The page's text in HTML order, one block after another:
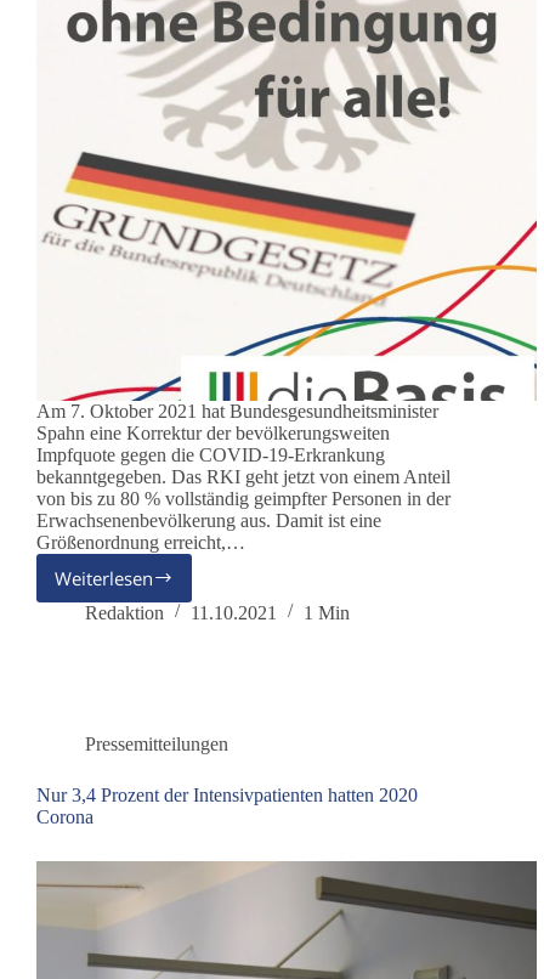
Am 7. Oktober 2021 hat Bundesgesundheitsminister
Spahn eine Korrektur der bevölkerungsweiten
Impfquote gegen die COVID-19-Erkrankung
bekanntgegeben. Das RKI geht jetzt von einem Anteil
von bis zu 80 % vollständig geimpfter Personen in der
Erwachsenenbevölkerung aus. Damit ist eine
Größenordnung erreicht,…
Weiterlesen
Schluss
jetzt!
Corona-
Maßnahmen
sofort
Redaktion 11.10.2021 1 Min
Pressemitteilungen
Nur 3,4 Prozent der Intensivpatienten hatten 2020
Corona